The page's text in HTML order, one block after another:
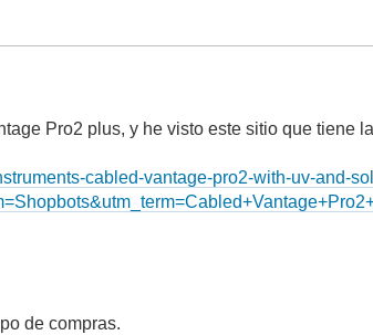
Pro2 plus, y he visto este sitio que tiene
cabled-vantage-pro2-with-uv-and-
de compras.